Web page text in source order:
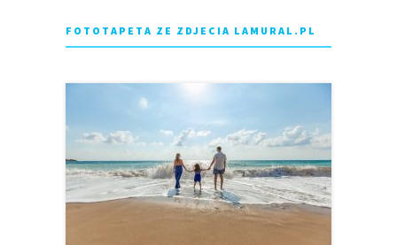
FOTOTAPETA ZE ZDJECIA LAMURAL.PL